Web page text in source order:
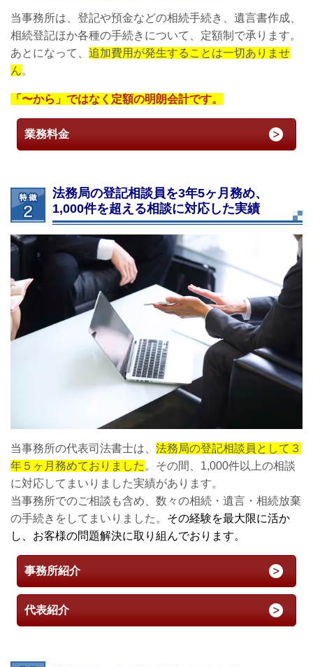
当事務所は、登記や預金などの相続手続き、遺言書作成、
相続登記ほか各種の手続きについて、定額制で承ります。
あとになって、 追加費用が発生することは一切ありませ
ん。
「〜から」ではなく定額の明朗会計です。
業務料金
法務局の登記相談員を3年5ヶ月務め、
1,000件を超える相談に対応した実績
当事務所の代表司法書士は、 法務局の登記相談員として３
年５ヶ月務めておりました。その間、1,000件以上の相談
に対応してまいりました実績があります。
当事務所でのご相談も含め、数々の相続・遺言・相続放棄
の手続きをしてまいりました。 その経験を最大限に活か
し、お客様の問題解決に取り組んでおります。
事務所紹介
代表紹介